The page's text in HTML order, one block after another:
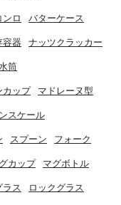
ンロ バターケース
容器 ナッツクラッカー
水筒
カップ マドレーヌ型
スケール
スプーン フォーク
カップ マグボトル
ラス ロックグラス